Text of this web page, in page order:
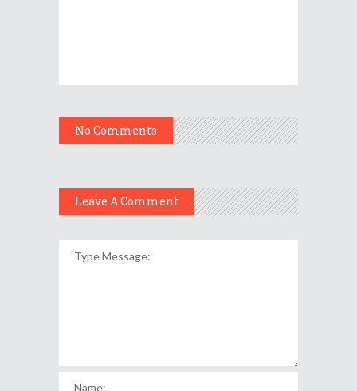
No Comments
Leave A Comment